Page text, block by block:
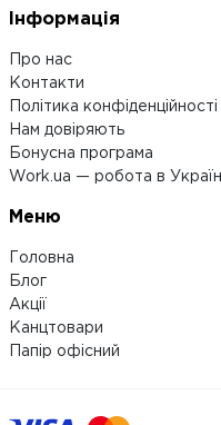
Інформація
Про нас
Контакти
Політика конфіденційності
Нам довіряють
Бонусна програма
Work.ua — робота в Україні
Меню
Головна
Блог
Акції
Канцтовари
Папір офісний